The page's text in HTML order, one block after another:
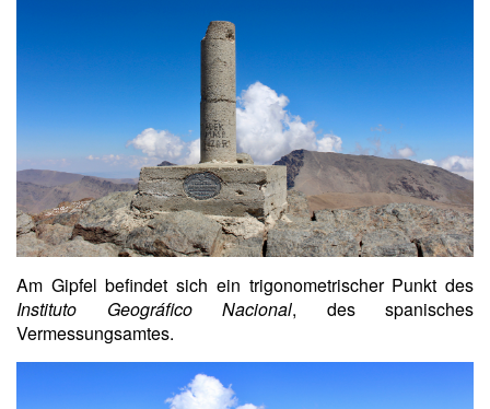
Am Gipfel befindet sich ein trigonometrischer Punkt des
Instituto Geográfico Nacional, des spanisches
Vermessungsamtes.